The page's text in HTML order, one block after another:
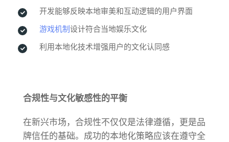
开发能够反映本地审美和互动逻辑的用户界面
游戏机制设计符合当地娱乐文化
利用本地化技术增强用户的文化认同感
合规性与文化敏感性的平衡
在新兴市场，合规性不仅仅是法律遵循，更是品
牌信任的基础。成功的本地化策略应该在遵守全